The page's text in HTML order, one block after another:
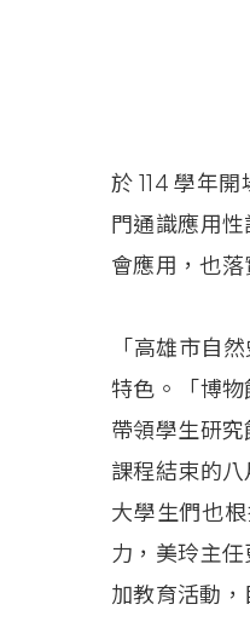
於 114 學年開
門通識應用
會應用，也落
「高雄市自
特色。「博
帶領學生研
課程結束的
大學生們也
力，美玲主
加教育活動